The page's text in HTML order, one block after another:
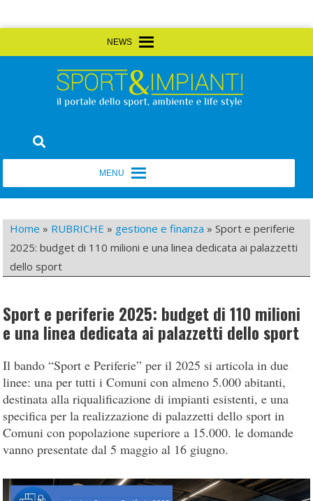
to
Sport&Impianti
Home » RUBRICHE » gestione e finanza »Sport e periferie
2025: budget di 110 milioni e una linea dedicata ai palazzetti
dello sport
Sport e periferie 2025: budget di 110 milioni
e una linea dedicata ai palazzetti dello sport
Il bando “Sport e Periferie” per il 2025 si articola in due
linee: una per tutti i Comuni con almeno 5.000 abitanti,
destinata alla riqualificazione di impianti esistenti, e una
specifica per la realizzazione di palazzetti dello sport in
Comuni con popolazione superiore a 15.000. le domande
vanno presentate dal 5 maggio al 16 giugno.